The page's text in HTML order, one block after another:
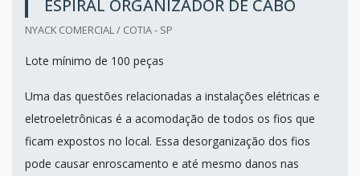
ESPIRAL ORGANIZADOR DE CABO
NYACK COMERCIAL / COTIA - SP
Lote mínimo de 100 peças
Uma das questões relacionadas a instalações elétricas e
eletroeletrônicas é a acomodação de todos os fios que
ficam expostos no local. Essa desorganização dos fios
pode causar enroscamento e até mesmo danos nas